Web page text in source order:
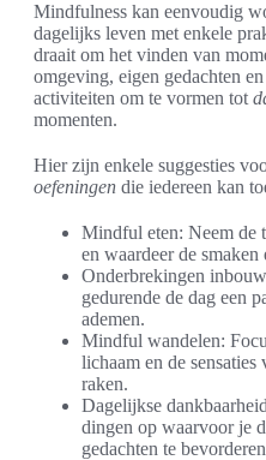
Mindfulness kan eenvoudig
dagelijks leven met enkele
draait om het vinden van
omgeving, eigen gedachten
activiteiten om te vormen tot
momenten.
Hier zijn enkele suggesties
oefeningen die iedereen kan
Mindful eten: Neem de
en waardeer de
Onderbrekingen
gedurende de dag een
ademen.
Mindful wandelen:
lichaam en de
raken.
Dagelijkse
dingen op waarvoor je
gedachten te